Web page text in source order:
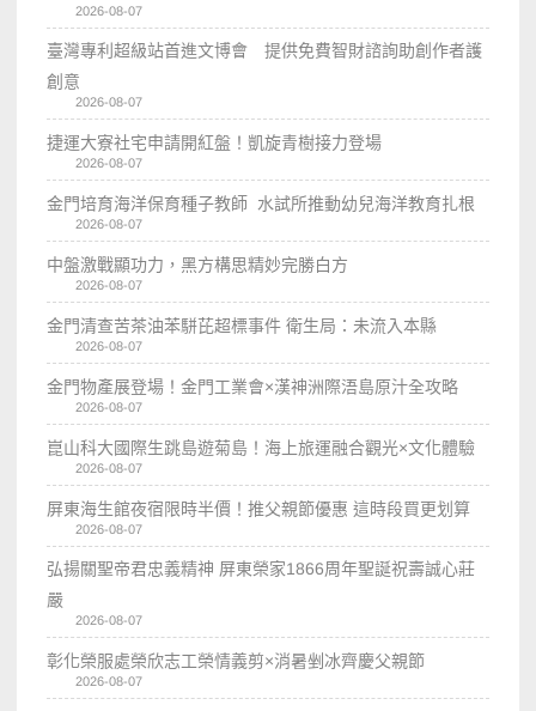
2026-08-07
臺灣專利超級站首進文博會 提供免費智財諮詢助創作者護
創意
2026-08-07
捷運大寮社宅申請開紅盤！凱旋青樹接力登場
2026-08-07
金門培育海洋保育種子教師 水試所推動幼兒海洋教育扎根
2026-08-07
中盤激戰顯功力，黑方構思精妙完勝白方
2026-08-07
金門清查苦茶油苯駢芘超標事件 衛生局：未流入本縣
2026-08-07
金門物產展登場！金門工業會×漢神洲際浯島原汁全攻略
2026-08-07
崑山科大國際生跳島遊菊島！海上旅運融合觀光×文化體驗
2026-08-07
屏東海生館夜宿限時半價！推父親節優惠 這時段買更划算
2026-08-07
弘揚關聖帝君忠義精神 屏東榮家1866周年聖誕祝壽誠心莊
嚴
2026-08-07
彰化榮服處榮欣志工榮情義剪×消暑剉冰齊慶父親節
2026-08-07